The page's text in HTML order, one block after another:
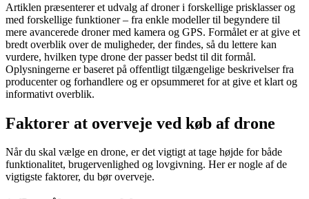
Artiklen præsenterer et udvalg af droner i forskellige prisklasser og
med forskellige funktioner – fra enkle modeller til begyndere til
mere avancerede droner med kamera og GPS. Formålet er at give et
bredt overblik over de muligheder, der findes, så du lettere kan
vurdere, hvilken type drone der passer bedst til dit formål.
Oplysningerne er baseret på offentligt tilgængelige beskrivelser fra
producenter og forhandlere og er opsummeret for at give et klart og
informativt overblik.
Faktorer at overveje ved køb af drone
Når du skal vælge en drone, er det vigtigt at tage højde for både
funktionalitet, brugervenlighed og lovgivning. Her er nogle af de
vigtigste faktorer, du bør overveje.